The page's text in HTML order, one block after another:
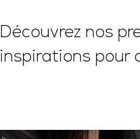
Découvrez nos
inspirations pour